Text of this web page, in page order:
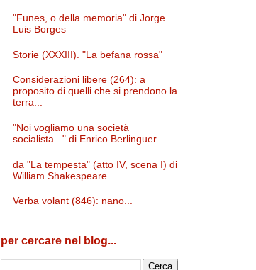
"Funes, o della memoria" di Jorge
Luis Borges
Storie (XXXIII). "La befana rossa"
Considerazioni libere (264): a
proposito di quelli che si prendono la
terra...
"Noi vogliamo una società
socialista..." di Enrico Berlinguer
da "La tempesta" (atto IV, scena I) di
William Shakespeare
Verba volant (846): nano...
per cercare nel blog...